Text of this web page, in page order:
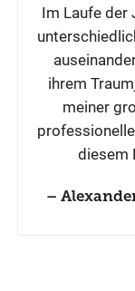
Im Laufe der
ihrem
meiner
diesem